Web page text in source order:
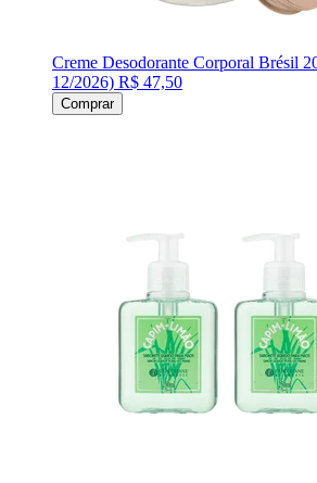
Creme Desodorante Corporal Brésil
12/2026) R$ 47,50
Comprar